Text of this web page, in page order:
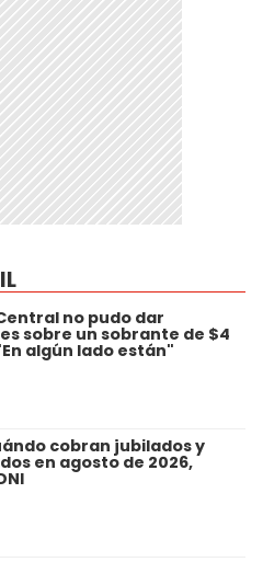
no pudo dar
sobre un sobrante de $4
algún lado están"
cobran jubilados y
en agosto de 2026,